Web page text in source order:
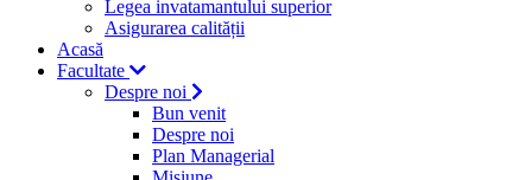
Legea invatamantului superior
Asigurarea calității
Acasă
Facultate
Despre noi
Bun venit
Despre noi
Plan Managerial